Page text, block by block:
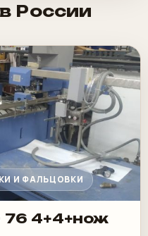
России
И ФАЛЬЦОВКИ
4+4+нож